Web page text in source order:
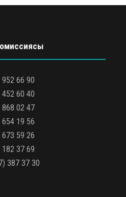
952 66 90
452 60 40
868 02 47
654 19 56
673 59 26
182 37 69
387 37 30